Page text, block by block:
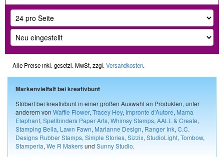
Alle Preise inkl. gesetzl. MwSt, zzgl. Versandkosten.
Markenvielfalt bei kreativbunt
Stöbert bei kreativbunt in einer großen Auswahl an Produkten, unter
anderem von Waffle Flower, Tracey Hey, Impronte d'Autore, Mama
Elephant, Spellbinders Paper Arts, Whimsy Stamps, AALL & Create,
Stamping Bella, Lawn Fawn, Marianne Design, Ranger Ink, C.C.
Designs Rubber Stamps, Simple Stories, Sizzix, StudioLight, Tombow,
Stamperia, We R Makersund Sunny Studio.